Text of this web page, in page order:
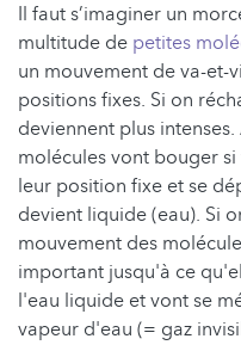
Il faut s’imaginer un
multitude de petites
un mouvement de va-
positions fixes. Si on
deviennent plus
molécules vont bouger
leur position fixe et se
devient liquide (eau). Si
mouvement des
important jusqu'à ce
l'eau liquide et vont se
vapeur d'eau (= gaz